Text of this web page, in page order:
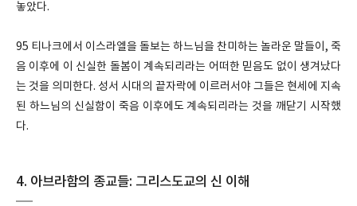
놓았다.
95 티나크에서 이스라엘을 돌보는 하느님을 찬미하는 놀라운 말들이, 죽
음 이후에 이 신실한 돌봄이 계속되리라는 어떠한 믿음도 없이 생겨났다
는 것을 의미한다. 성서 시대의 끝자락에 이르러서야 그들은 현세에 지속
된 하느님의 신실함이 죽음 이후에도 계속되리라는 것을 깨닫기 시작했
다.
4. 아브라함의 종교들: 그리스도교의 신 이해